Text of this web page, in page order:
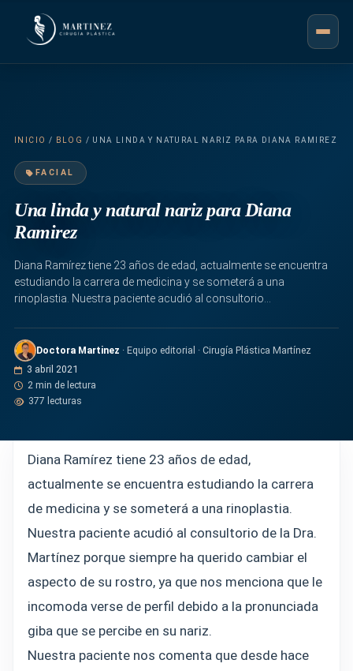
INICIO / BLOG / UNA LINDA Y NATURAL NARIZ PARA DIANA RAMIREZ
FACIAL
Una linda y natural nariz para Diana
Ramirez
Diana Ramírez tiene 23 años de edad, actualmente se encuentra
estudiando la carrera de medicina y se someterá a una
rinoplastia. Nuestra paciente acudió al consultorio…
Doctora Martinez · Equipo editorial · Cirugía Plástica Martínez
3 abril 2021
2 min de lectura
377 lecturas
Diana Ramírez tiene 23 años de edad,
actualmente se encuentra estudiando la carrera
de medicina y se someterá a una rinoplastia.
Nuestra paciente acudió al consultorio de la Dra.
Martínez porque siempre ha querido cambiar el
aspecto de su rostro, ya que nos menciona que le
incomoda verse de perfil debido a la pronunciada
giba que se percibe en su nariz.
Nuestra paciente nos comenta que desde hace